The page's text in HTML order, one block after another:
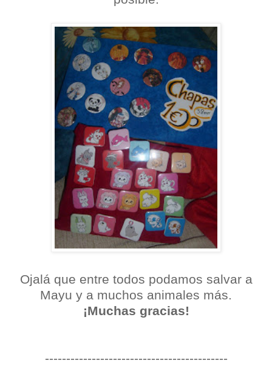
Ojalá que entre todos podamos salvar a
Mayu y a muchos animales más.
¡Muchas gracias!
-------------------------------------------